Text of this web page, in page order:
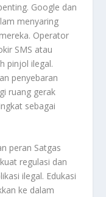
Google dan
menyaring
Operator
SMS atau
pinjol ilegal.
penyebaran
ruang gerak
sebagai
peran Satgas
regulasi dan
ilegal. Edukasi
ke dalam